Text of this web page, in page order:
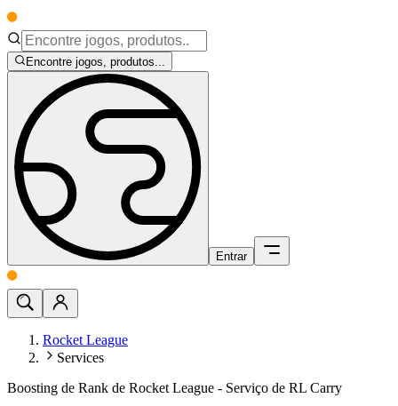
Encontre jogos, produtos...
Entrar
Rocket League
Services
Boosting de Rank de Rocket League - Serviço de RL Carry